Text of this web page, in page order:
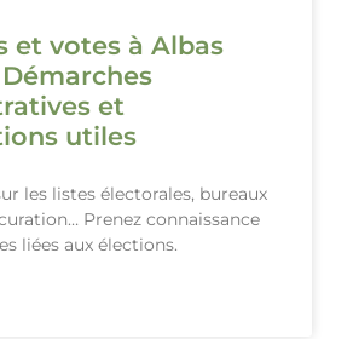
et votes à Albas
Démarches
et
utiles
les listes électorales, bureaux
Prenez connaissance
liées aux élections.